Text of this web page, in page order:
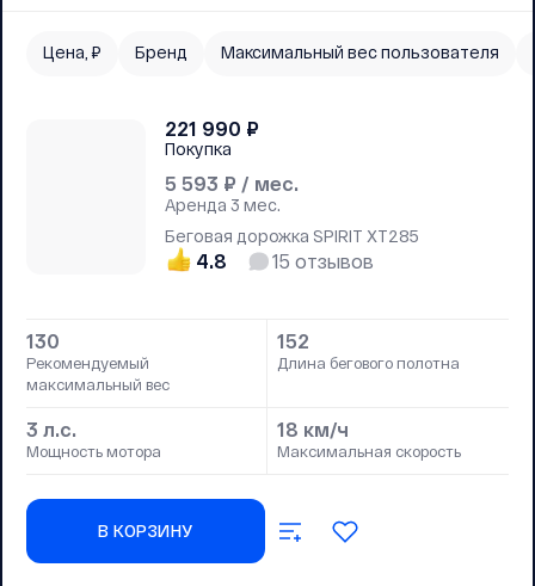
Цена, ₽ Бренд Максимальный вес пользователя
5 593 ₽ / мес.
Аренда 3 мес.
221 990 ₽
Покупка
Беговая дорожка SPIRIT XT285
4.8 15 отзывов
130
Рекомендуемый
максимальный вес
152
Длина бегового полотна
3 л.с.
Мощность мотора
18 км/ч
Максимальная скорость
В КОРЗИНУ